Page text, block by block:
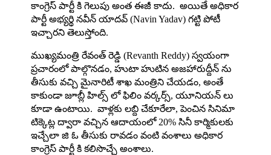
కాంగ్రెస్ పార్టీ కి గెలుపు అంత ఈజీ కాదు. అయితే అధికార
పార్టీ అభ్యర్థి నవీన్ యాదవ్ (Navin Yadav) గట్టి పోటీ
ఇచ్చారని తెలుస్తోంది.
ముఖ్యమంత్రి రేవంత్ రెడ్డి (Revanth Reddy) స్వయంగా
ప్రచారంలో పాల్గొనడం, హుటా హుటిన అజహారుద్దీన్ ను
తీసుకు వచ్చి మైనారిటీ శాఖ మంత్రిని చేయడం, అంతే
కాకుండా జూబ్లీ హిల్స్ లో ఫిలిం వర్కర్స్, యూనియన్ లు
కూడా ఉంటాయి. వాళ్లకు లబ్ది చేకూరేలా, పెంచిన సినిమా
టిక్కెట్ల ద్వారా వచ్చిన ఆదాయంలో 20% సినీ కార్మికులకు
ఇచ్చేలా జి ఓ తీసుకు రావడం వంటి వంశాలు అధికార
కాంగ్రెస్ పార్టీ కి కలిసొచ్చే అంశాలు.